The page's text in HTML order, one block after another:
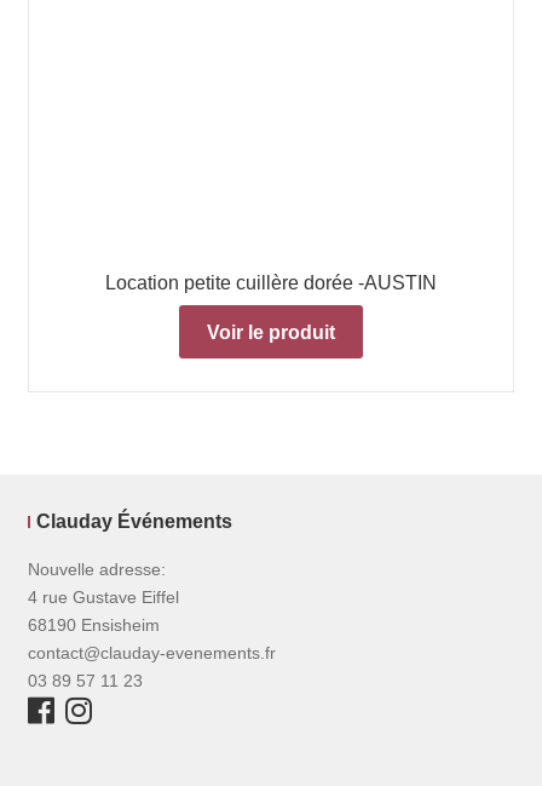
Location petite cuillère dorée -AUSTIN
Voir le produit
Clauday Événements
Nouvelle adresse:
4 rue Gustave Eiffel
68190 Ensisheim
contact@clauday-evenements.fr
03 89 57 11 23